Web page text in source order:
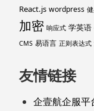
React.js wordpress
加密 响应式 学英语
CMS 易语言 正则表达式
友情链接
企壹航企服平